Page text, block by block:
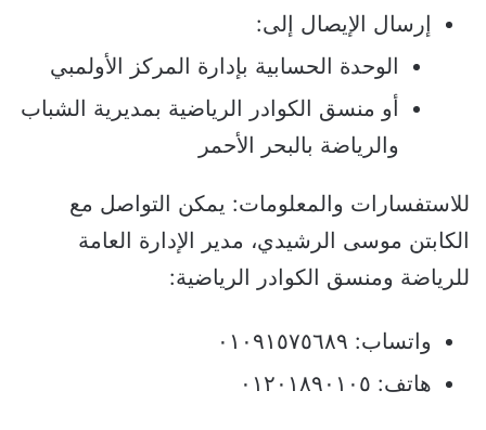
إرسال الإيصال إلى:
الوحدة الحسابية بإدارة المركز الأولمبي
أو منسق الكوادر الرياضية بمديرية الشباب
والرياضة بالبحر الأحمر
للاستفسارات والمعلومات: يمكن التواصل مع
الكابتن موسى الرشيدي، مدير الإدارة العامة
للرياضة ومنسق الكوادر الرياضية:
واتساب: ٠١٠٩١٥٧٥٦٨٩
هاتف: ٠١٢٠١٨٩٠١٠٥